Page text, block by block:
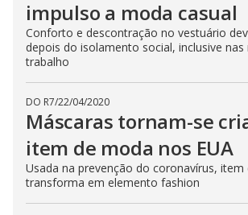
impulso a moda casual
Conforto e descontração no vestuário
depois do isolamento social, inclusive nas
trabalho
DO R7/22/04/2020
Máscaras tornam-se
item de moda nos EUA
Usada na prevenção do coronavírus, item
transforma em elemento fashion